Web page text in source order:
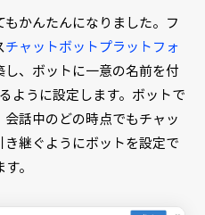
かんたんになりました。フ
チャットボットプラットフォ
、ボットに一意の名前を付
ように設定します。ボットで
話中のどの時点でもチャッ
継ぐようにボットを設定で
。